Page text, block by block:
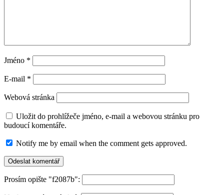
Jméno *
E-mail *
Webová stránka
Uložit do prohlížeče jméno, e-mail a webovou stránku pro
budoucí komentáře.
Notify me by email when the comment gets approved.
Prosím opište "f2087b":